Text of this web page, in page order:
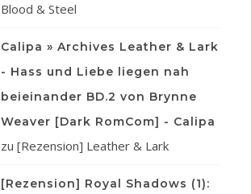
Blood & Steel
Calipa » Archives Leather & Lark
- Hass und Liebe liegen nah
beieinander BD.2 von Brynne
Weaver [Dark RomCom] - Calipa
zu [Rezension] Leather & Lark
[Rezension] Royal Shadows (1):